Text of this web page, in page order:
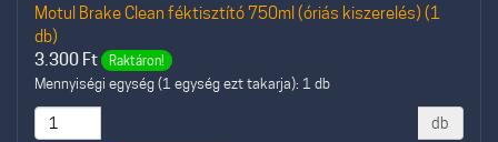
Motul Brake Clean féktisztító 750ml (óriás kiszerelés) (1
db)
3.300 Ft Raktáron!
Mennyiségi egység (1 egység ezt takarja): 1 db
db